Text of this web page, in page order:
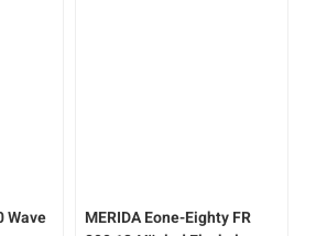
Wave
MERIDAEone-Eighty FR